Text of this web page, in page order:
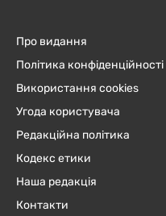
Про видання
Політика конфіденційності
Використання cookies
Угода користувача
Редакційна політика
Кодекс етики
Наша редакція
Контакти